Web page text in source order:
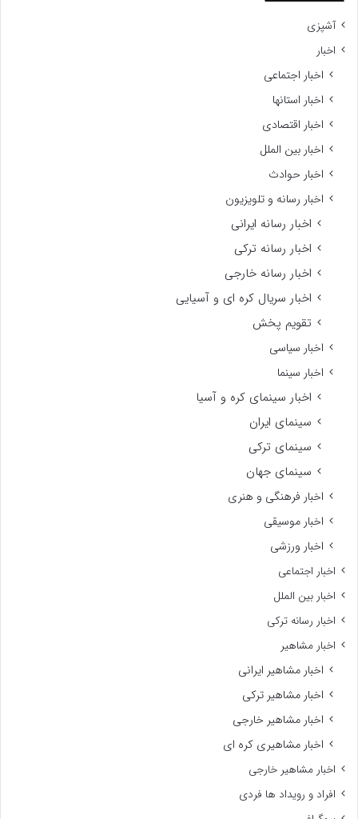
آشپزی
اخبار
اخبار اجتماعی
اخبار استانها
اخبار اقتصادی
اخبار بین الملل
اخبار حوادث
اخبار رسانه و تلویزیون
اخبار رسانه ایرانی
اخبار رسانه ترکی
اخبار رسانه خارجی
اخبار سریال کره ای و آسیایی
تقویم پخش
اخبار سیاسی
اخبار سینما
اخبار سینمای کره و آسیا
سینمای ایران
سینمای ترکی
سینمای جهان
اخبار فرهنگی و هنری
اخبار موسیقی
اخبار ورزشی
اخبار اجتماعی
اخبار بین الملل
اخبار رسانه ترکی
اخبار مشاهیر
اخبار مشاهیر ایرانی
اخبار مشاهیر ترکی
اخبار مشاهیر خارجی
اخبار مشاهیری کره ای
اخبار مشاهیر خارجی
افراد و رویداد ها فردی